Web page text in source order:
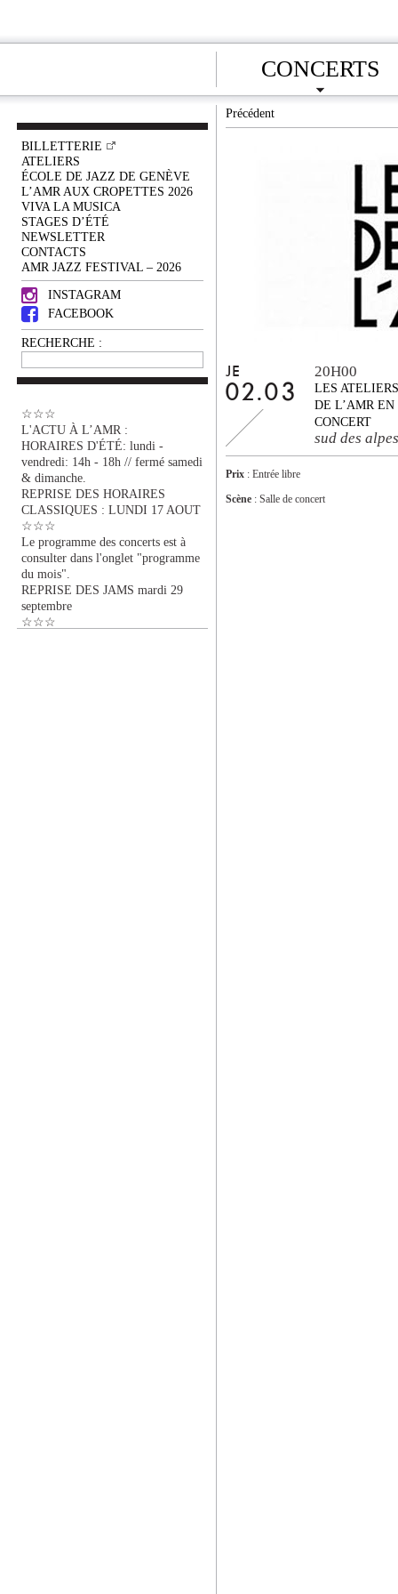
CONCERTS
BILLETTERIE
ATELIERS
ÉCOLE DE JAZZ DE GENÈVE
L’AMR AUX CROPETTES 2026
VIVA LA MUSICA
STAGES D’ÉTÉ
NEWSLETTER
CONTACTS
AMR JAZZ FESTIVAL – 2026
INSTAGRAM
FACEBOOK
RECHERCHE :
☆☆☆
L'ACTU À L’AMR :
HORAIRES D'ÉTÉ: lundi -
vendredi: 14h - 18h // fermé samedi
& dimanche.
REPRISE DES HORAIRES
CLASSIQUES : LUNDI 17 AOUT
☆☆☆
Le programme des concerts est à
consulter dans l'onglet "programme
du mois".
REPRISE DES JAMS mardi 29
septembre
☆☆☆
Précédent
JE
02.03
20H00
LES ATELIERS
DE L’AMR EN
CONCERT
sud des alpes
Prix : Entrée libre
Scène : Salle de concert